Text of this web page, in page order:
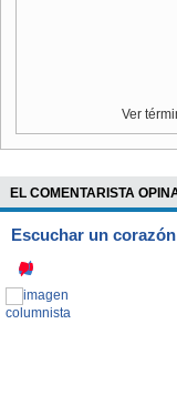
Ver
EL COMENTARISTA
Escuchar un